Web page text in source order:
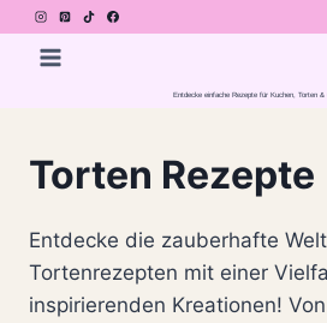
Zum
Inhalt
Entdecke einfache Rezepte für Kuchen, Torten &
Torten Rezepte
Entdecke die zauberhafte
Tortenrezepten mit einer
inspirierenden Kreationen!